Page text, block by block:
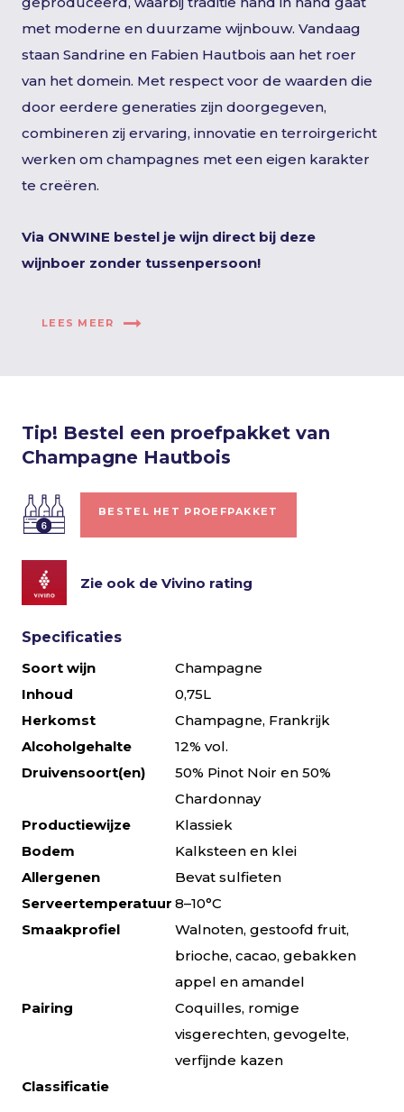
met moderne en duurzame wijnbouw. Vandaag
staan Sandrine en Fabien Hautbois aan het roer
van het domein. Met respect voor de waarden die
door eerdere generaties zijn doorgegeven,
combineren zij ervaring, innovatie en terroirgericht
werken om champagnes met een eigen karakter
te creëren.
Via ONWINE bestel je wijn direct bij deze
wijnboer zonder tussenpersoon!
LEES MEER
Tip! Bestel een proefpakket van
Champagne Hautbois
BESTEL HET PROEFPAKKET
Zie ook de Vivino rating
Specificaties
Soort wijn
Champagne
Inhoud
0,75L
Herkomst
Champagne, Frankrijk
Alcoholgehalte
12% vol.
Druivensoort(en)
50% Pinot Noir en 50%
Chardonnay
Productiewijze
Klassiek
Bodem
Kalksteen en klei
Allergenen
Bevat sulfieten
Serveertemperatuur 8–10°C
Smaakprofiel
Walnoten, gestoofd fruit,
brioche, cacao, gebakken
appel en amandel
Pairing
Coquilles, romige
visgerechten, gevogelte,
verfijnde kazen
Classificatie